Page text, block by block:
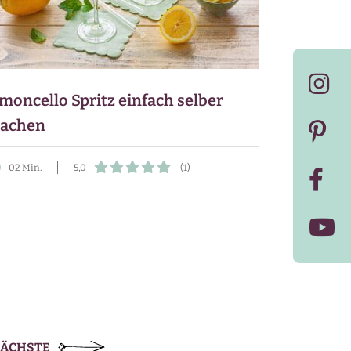
Spritz einfach selber
02 Min. 5,0 (1)